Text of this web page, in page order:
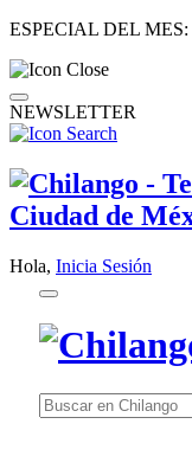
ESPECIAL DEL MES:
NEWSLETTER
Hola, Inicia Sesión